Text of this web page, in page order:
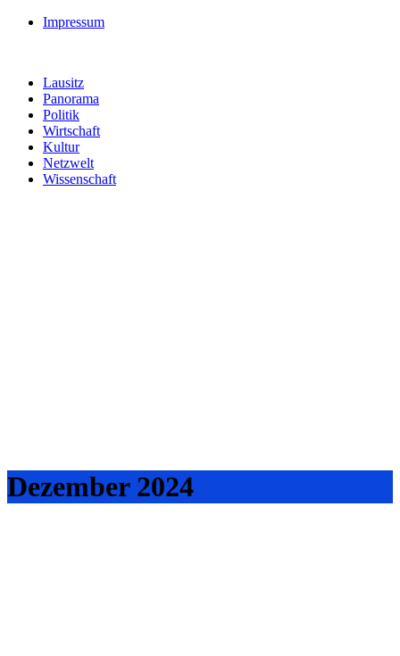
Impressum
Lausitz
Panorama
Politik
Wirtschaft
Kultur
Netzwelt
Wissenschaft
Dezember 2024